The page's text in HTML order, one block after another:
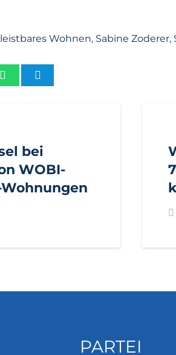
leistbares Wohnen, Sabine Zoderer,
bei
WOBI-
PARTEI